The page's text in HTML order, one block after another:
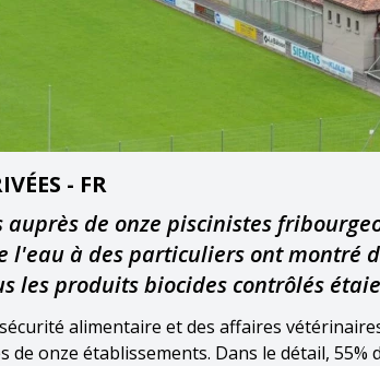
- FR
auprès de onze piscinistes
l'eau à des particuliers ont montré
les produits biocides contrôlés
alimentaire et des affaires
de onze établissements. Dans le détail,